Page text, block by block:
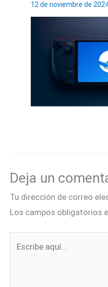
12 de noviembre de
Deja un
Tu dirección de correo
Los campos obligatorios